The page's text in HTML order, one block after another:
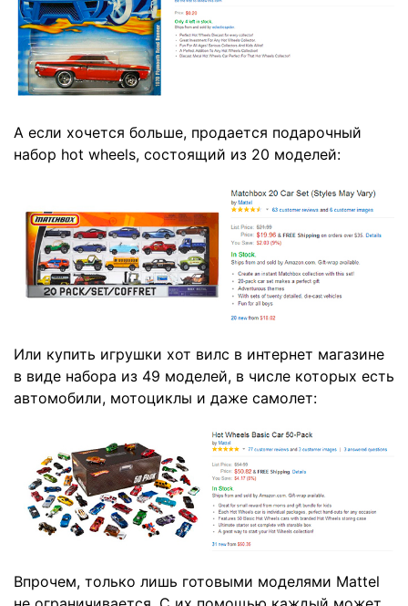
А если хочется больше, продается подарочный
набор hot wheels, состоящий из 20 моделей:
Или купить игрушки хот вилс в интернет магазине
в виде набора из 49 моделей, в числе которых есть
автомобили, мотоциклы и даже самолет:
Впрочем, только лишь готовыми моделями Mattel